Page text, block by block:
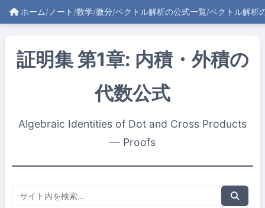
ホーム/ ノート /数学/微分/ベクトル解析の公式一覧/ベクトル解析
証明集 第1章: 内積・外積の
代数公式
Algebraic Identities of Dot and Cross Products
— Proofs